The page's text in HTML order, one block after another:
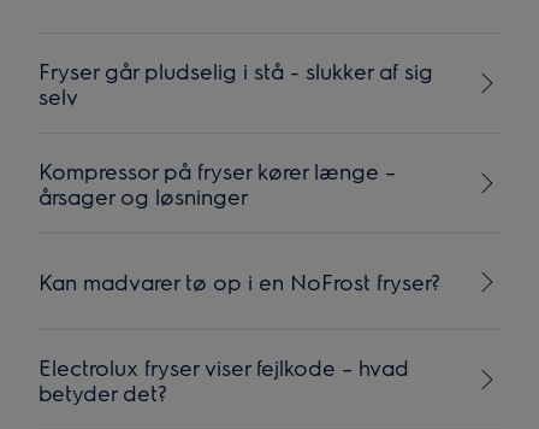
Fryser går pludselig i stå - slukker af sig
selv
Kompressor på fryser kører længe –
årsager og løsninger
Kan madvarer tø op i en NoFrost fryser?
Electrolux fryser viser fejlkode – hvad
betyder det?